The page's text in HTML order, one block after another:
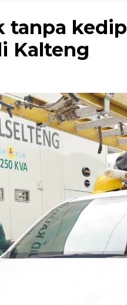
tanpa kedip
Kalteng